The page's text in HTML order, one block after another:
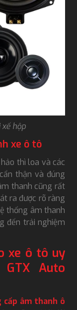
xế hộp
xe ô tô
thì loa và các
thận và đúng
thanh cũng rất
ra được rõ ràng
thống âm thanh
đến trải nghiệm
xe ô tô uy
Auto
cấp âm thanh ô